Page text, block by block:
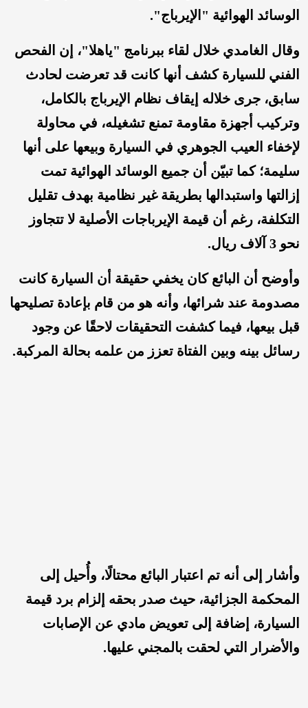
الوسائد الهوائية "الإيرباج".
وقال الغامدي خلال لقاء ببرنامج "ياهلا"، إن الفحص
الفني للسيارة كشف أنها كانت قد تعرضت لحادث
سابق، جرى خلاله إيقاف نظام الإيرباج بالكامل،
وتركيب أجهزة مقاومة تمنع تشغيله، في محاولة
لإخفاء العيب الجوهري في السيارة وبيعها على أنها
سليمة؛ كما تبيّن أن جميع الوسائد الهوائية تمت
إزالتها واستبدالها بطريقة غير نظامية بهدف تقليل
التكلفة، رغم أن قيمة الإيرباجات الأصلية لا تتجاوز
نحو 3 آلاف ريال.
وأوضح أن البائع كان يخفي حقيقة أن السيارة كانت
مصدومة عند شرائها، وأنه هو من قام بإعادة تصليحها
قبل بيعها، فيما كشفت التحقيقات لاحقًا عن وجود
رسائل بينه وبين الفتاة تعزز من علمه بحالة المركبة.
وأشار إلى أنه تم اعتبار البائع محتالًا، وأُحيل إلى
المحكمة الجزائية، حيث صدر بحقه إلزام برد قيمة
السيارة، إضافة إلى تعويض مادي عن الإصابات
والأضرار التي لحقت بالمجني عليها.